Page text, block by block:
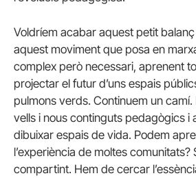
Voldríem acabar aquest petit
aquest moviment que posa en
complex però necessari, aprenent
projectar el futur d’uns espais
pulmons verds. Continuem un
vells i nous continguts pedagògics i
dibuixar espais de vida. Podem
l’experiència de moltes comunitats?
compartint. Hem de cercar